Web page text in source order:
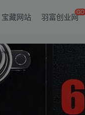
宝藏网站 羽富创业网GO